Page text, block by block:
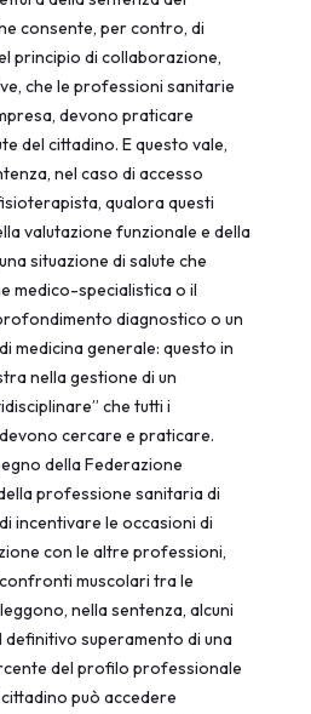
consente, per contro, di
principio di collaborazione,
che le professioni sanitarie
devono praticare
del cittadino. E questo vale,
nel caso di accesso
qualora questi
valutazione funzionale e della
situazione di salute che
medico-specialistica o il
diagnostico o un
medicina generale: questo in
nella gestione di un
che tutti i
cercare e praticare.
della Federazione
professione sanitaria di
incentivare le occasioni di
con le altre professioni,
muscolari tra le
nella sentenza, alcuni
superamento di una
del profilo professionale
può accedere